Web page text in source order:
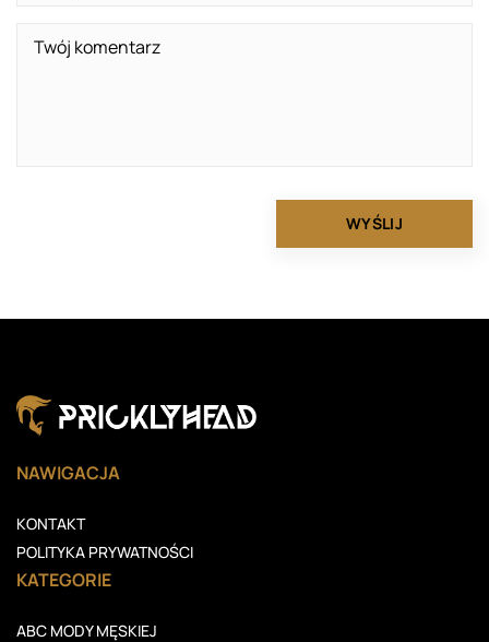
NAWIGACJA
KONTAKT
POLITYKA PRYWATNOŚCI
KATEGORIE
ABC MODY MĘSKIEJ